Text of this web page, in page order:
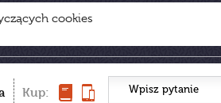
cookies
Kup: